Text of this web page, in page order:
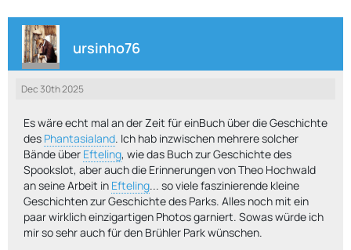
ursinho76
Dec 30th 2025
Es wäre echt mal an der Zeit für einBuch über die Geschichte
des Phantasialand. Ich hab inzwischen mehrere solcher
Bände über Efteling, wie das Buch zur Geschichte des
Spookslot, aber auch die Erinnerungen von Theo Hochwald
an seine Arbeit in Efteling... so viele faszinierende kleine
Geschichten zur Geschichte des Parks. Alles noch mit ein
paar wirklich einzigartigen Photos garniert. Sowas würde ich
mir so sehr auch für den Brühler Park wünschen.